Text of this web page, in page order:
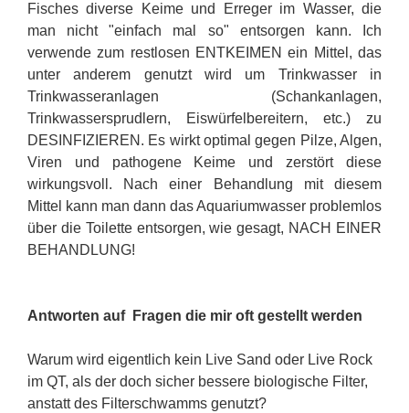
Fisches diverse Keime und Erreger im Wasser, die
man nicht "einfach mal so" entsorgen kann. Ich
verwende zum restlosen ENTKEIMEN ein Mittel, das
unter anderem genutzt wird um Trinkwasser in
Trinkwasseranlagen (Schankanlagen,
Trinkwassersprudlern, Eiswürfelbereitern, etc.) zu
DESINFIZIEREN. Es wirkt optimal gegen Pilze, Algen,
Viren und pathogene Keime und zerstört diese
wirkungsvoll. Nach einer Behandlung mit diesem
Mittel kann man dann das Aquariumwasser problemlos
über die Toilette entsorgen, wie gesagt, NACH EINER
BEHANDLUNG!
Antworten auf Fragen die mir oft gestellt werden
Warum wird eigentlich kein Live Sand oder Live Rock
im QT, als der doch sicher bessere biologische Filter,
anstatt des Filterschwamms genutzt?